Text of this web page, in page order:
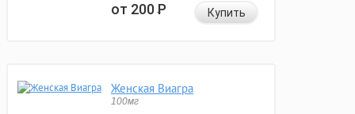
от 200Р Купить
Женская Виагра
100мг